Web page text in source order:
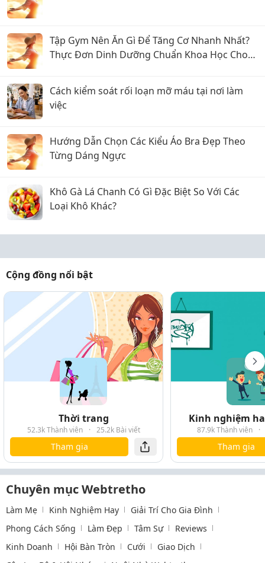
Tập Gym Nên Ăn Gì Để Tăng Cơ Nhanh Nhất?
Thực Đơn Dinh Dưỡng Chuẩn Khoa Học Cho
Cách kiểm soát rối loạn mỡ máu tại nơi làm
việc
Hướng Dẫn Chọn Các Kiểu Áo Bra Đẹp Theo
Từng Dáng Ngực
Khô Gà Lá Chanh Có Gì Đặc Biệt So Với Các
Loại Khô Khác?
Cộng đồng nổi bật
Thời trang
52.3k Thành viên · 25.2k Bài viết
Tham gia
Kinh nghiệm
87.9k Thành viên ·
Tham gia
Chuyên mục Webtretho
Làm Mẹ Kinh Nghiệm Hay
Giải Trí Cho Gia Đình
Phong Cách Sống
Làm Đẹp Tâm Sự
Reviews
Kinh Doanh
Hội Bàn Tròn Cưới
Giao Dịch